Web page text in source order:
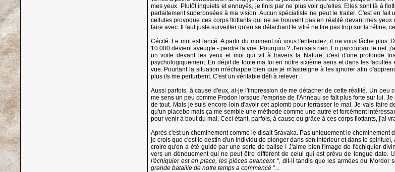
mes yeux. Plutôt inquiets et ennuyés, je finis par ne plus voir qu'elles. Elles sont là à
parfaitement superposées à ma vision. Aucun spécialiste ne peut le traiter. C'est en
cellules provoque ces corps flottants qui ne se trouvent pas en réalité devant mes
faire avec. Il faut juste surveiller qu'en se détachant le vitré ne tire pas trop sur la rétine,
Cécité. Le mot est lancé. A partir du moment où vous l'entendez, il ne vous lâche
10.000 devient aveugle - perdre la vue. Pourquoi ? J'en sais rien. En parcourant le
un voile devant les yeux et moi qui vit à travers la Nature, c'est d'une profonde
psychologiquement. En dépit de toute ma foi en notre sixième sens et dans les
vue. Pourtant la situation m'échappe bien que je m'astreigne à les ignorer afin
plus ils me perturbent. C'est un véritable défi à relever.
Aussi parfois, à cause d'eux, ai-je l'impression de me détacher de cette réalité. Un
me sens un peu comme Frodon lorsque l'emprise de l'Anneau se fait plus forte sur lui.
de tout. Mais je suis encore loin d'avoir cet aplomb pour terrasser le mal. Je vais faire
qu'un placebo mais ça me semble une méthode comme une autre et forcément
pour venir à bout du mal. Ceci étant, parfois, à cause ou grâce à ces corps flottants, j'ai
Après c'est un cheminement comme le disait Sravaka. Pas uniquement le
je crois que c'est le destin d'un individu de plonger dans son intérieur et dans le
croire qu'on a été guidé par une sorte de balise ! J'aime bien l'image de l'échiquier
vers un dénouement qui ne peut être différent de celui qui est prévu de longue
l'échiquier est en place, les pièces avancent ", dit-il tandis que les armées du Mordor
grande bataille de notre temps a commencé "...